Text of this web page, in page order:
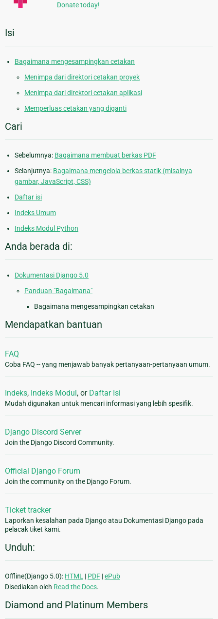
Donate today!
Isi
Bagaimana mengesampingkan cetakan
Menimpa dari direktori cetakan proyek
Menimpa dari direktori cetakan aplikasi
Memperluas cetakan yang diganti
Cari
Sebelumnya: Bagaimana membuat berkas PDF
Selanjutnya: Bagaimana mengelola berkas statik (misalnya
gambar, JavaScript, CSS)
Daftar isi
Indeks Umum
Indeks Modul Python
Anda berada di:
Dokumentasi Django 5.0
Panduan "Bagaimana"
Bagaimana mengesampingkan cetakan
Mendapatkan bantuan
FAQ
Coba FAQ -- yang menjawab banyak pertanyaan-pertanyaan umum.
Indeks, Indeks Modul, or Daftar Isi
Mudah digunakan untuk mencari informasi yang lebih spesifik.
Django Discord Server
Join the Django Discord Community.
Official Django Forum
Join the community on the Django Forum.
Ticket tracker
Laporkan kesalahan pada Django atau Dokumentasi Django pada
pelacak tiket kami.
Unduh:
Offline(Django 5.0): HTML | PDF |ePub
Disediakan oleh Read the Docs.
Diamond and Platinum Members